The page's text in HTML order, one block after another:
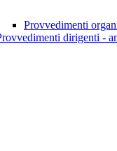
Provvedimenti
dirigenti -